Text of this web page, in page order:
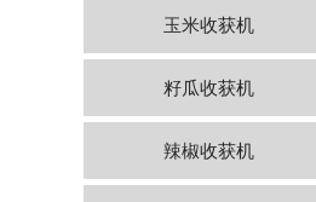
玉米收获机
籽瓜收获机
辣椒收获机